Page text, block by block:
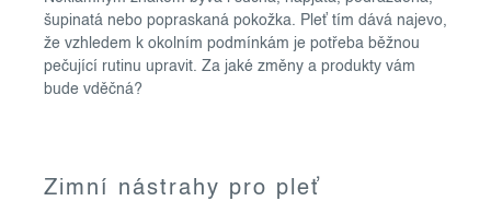
šupinatá nebo popraskaná pokožka. Pleť tím dává najevo,
že vzhledem k okolním podmínkám je potřeba běžnou
pečující rutinu upravit. Za jaké změny a produkty vám
bude vděčná?
Zimní nástrahy pro pleť